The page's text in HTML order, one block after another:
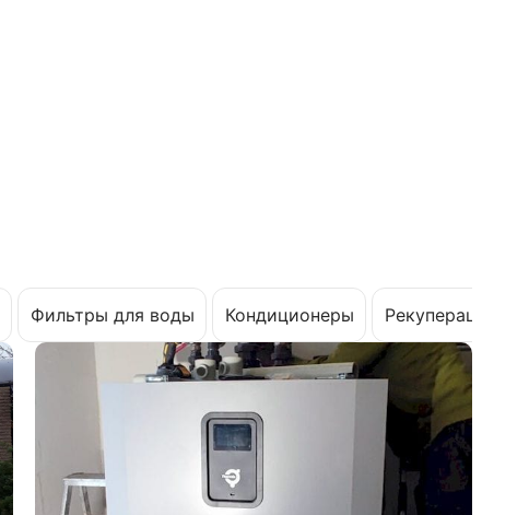
Фильтры для воды Кондиционеры Рекуперация